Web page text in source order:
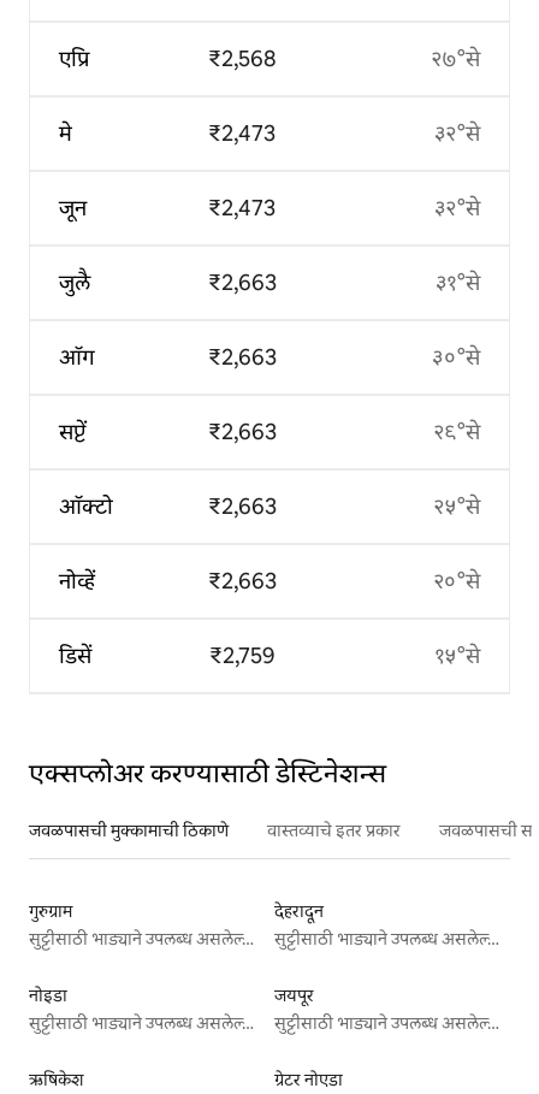
एप्रि
मे
जून
जुलै
ऑग
सप्टें
ऑक्टो
नोव्हें
डिसें
₹2,568
₹2,473
₹2,473
₹2,663
₹2,663
₹2,663
₹2,663
₹2,663
₹2,759
२७°से
३२°से
३२°से
३१°से
३०°से
२९°से
२५°से
२०°से
१५°से
एक्सप्लोअर करण्यासाठी डेस्टिनेशन्स
जवळपासची मुक्कामाची ठिकाणे वास्तव्याचे इतर प्रकार जवळपासची
गुरुग्राम
सुट्टीसाठी भाड्याने उपलब्ध असलेल्या जागा
देहरादून
सुट्टीसाठी भाड्याने उपलब्ध असलेल्या जागा
नोइडा
सुट्टीसाठी भाड्याने उपलब्ध असलेल्या जागा
जयपूर
सुट्टीसाठी भाड्याने उपलब्ध असलेल्या जागा
ऋषिकेश
ग्रेटर नोएडा